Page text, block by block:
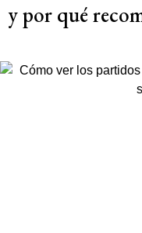
y por qué